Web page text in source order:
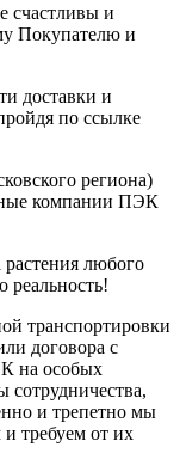
счастливы и
Покупателю и
доставки и
по ссылке
региона)
компании ПЭК
растения любого
реальность!
транспортировки
договора с
на особых
сотрудничества,
и трепетно мы
требуем от их